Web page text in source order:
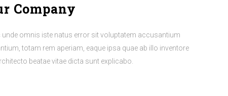
Company
unde omnis iste natus error sit voluptatem accusantium
totam rem aperiam, eaque ipsa quae ab illo inventore
beatae vitae dicta sunt explicabo.